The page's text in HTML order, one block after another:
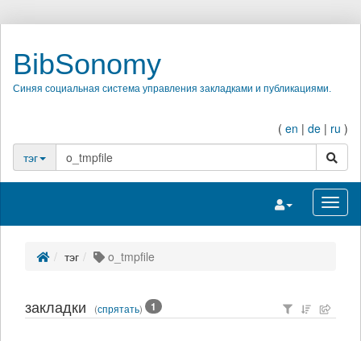
BibSonomy
Синяя социальная система управления закладками и публикациями.
( en | de | ru )
тэг
поиск
Переключить
тэг o_tmpfile
закладки (спрятать) 1